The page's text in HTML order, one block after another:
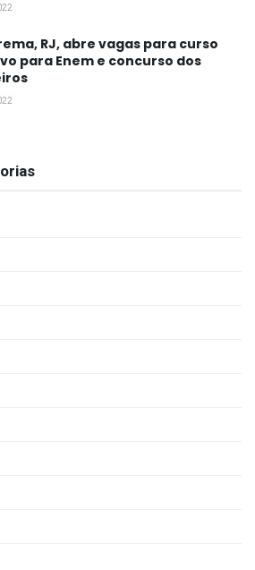
RJ, abre vagas para curso
para Enem e concurso dos